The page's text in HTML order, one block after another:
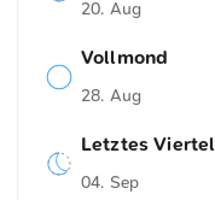
20. Aug
Vollmond
28. Aug
Letztes Viertel
04. Sep